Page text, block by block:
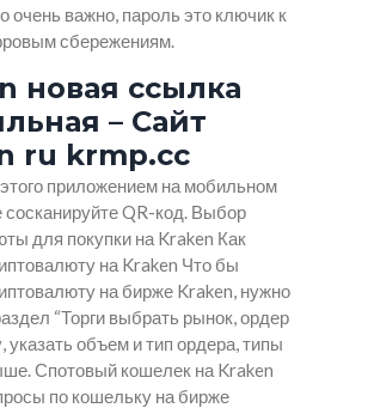
очень важно, пароль это ключик к
сбережениям.
новая ссылка
– Сайт
ru krmp.cc
приложением на мобильном
сосканируйте QR-код. Выбор
для покупки на Kraken Как
на Kraken Что бы
на бирже Kraken, нужно
“Торги выбрать рынок, ордер
указать объем и тип ордера, типы
Спотовый кошелек на Kraken
по кошельку на бирже